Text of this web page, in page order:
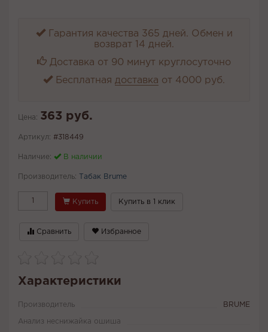
Гарантия качества 365 дней. Обмен и
возврат 14 дней.
Доставка от 90 минут круглосуточно
Бесплатная доставка от 4000 руб.
Цена: 363 руб.
Артикул: #318449
Наличие: В наличии
Производитель: Табак Brume
Купить Купить в 1 клик
Сравнить Избранное
Характеристики
Производитель BRUME
Анализ неснижайка ошиша